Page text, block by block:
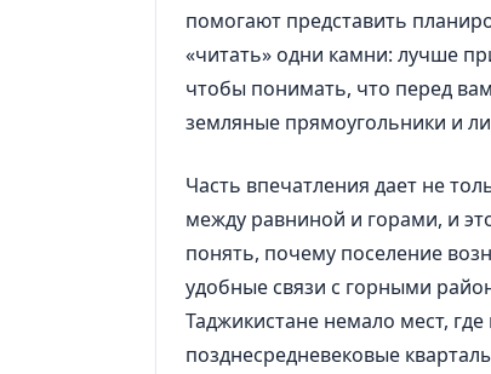
помогают представить
«читать» одни камни: лучше
чтобы понимать, что перед
земляные прямоугольники и
Часть впечатления дает не
между равниной и горами, и
понять, почему поселение
удобные связи с горными
Таджикистане немало мест,
позднесредневековые